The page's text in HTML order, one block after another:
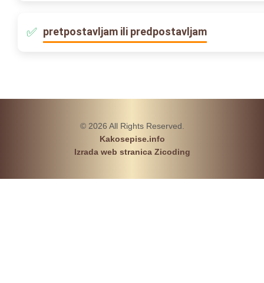
pretpostavljam ili predpostavljam
© 2026 All Rights Reserved.
Kakosepise.info
Izrada web stranica Zicoding